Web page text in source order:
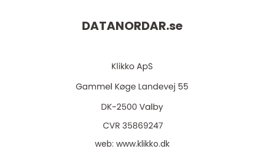
DATANORDAR.se
web: www.klikko.dk